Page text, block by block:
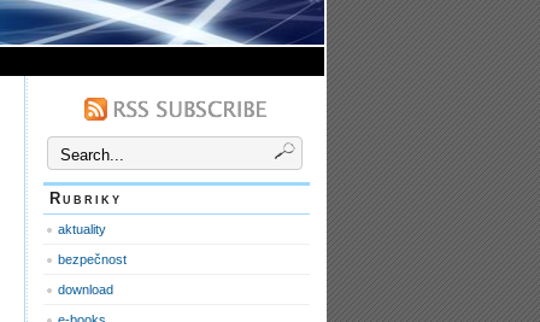
Rubriky
aktuality
bezpečnost
download